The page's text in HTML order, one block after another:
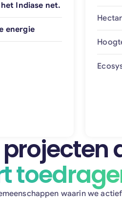
Indiase net.
energie
waarin we